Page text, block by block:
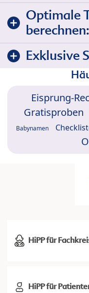
Optimale
berechnen:
Exklusive
Eisprung-
Gratisproben
Babynamen
HiPP für
HiPP für